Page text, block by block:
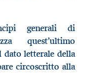
generali di
quest’ultimo
dato letterale della
circoscritto alla